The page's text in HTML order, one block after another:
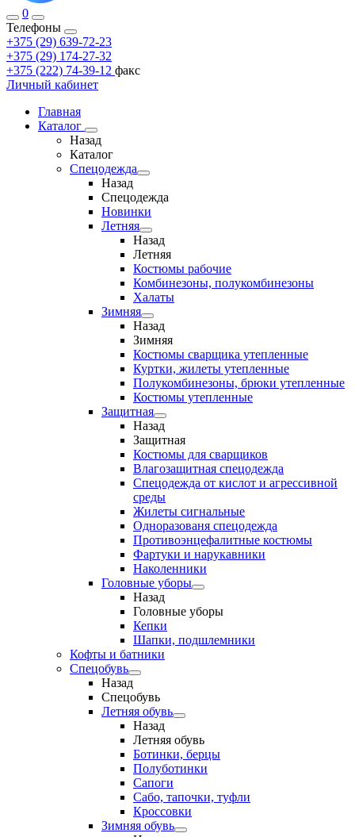
0
Телефоны
+375 (29) 639-72-23
+375 (29) 174-27-32
+375 (222) 74-39-12 факс
Личный кабинет
Главная
Каталог
Назад
Каталог
Спецодежда
Назад
Спецодежда
Новинки
Летняя
Назад
Летняя
Костюмы рабочие
Комбинезоны, полукомбинезоны
Халаты
Зимняя
Назад
Зимняя
Костюмы сварщика утепленные
Куртки, жилеты утепленные
Полукомбинезоны, брюки утепленные
Костюмы утепленные
Защитная
Назад
Защитная
Костюмы для сварщиков
Влагозащитная спецодежда
Спецодежда от кислот и агрессивной
среды
Жилеты сигнальные
Одноразованя спецодежда
Противоэнцефалитные костюмы
Фартуки и нарукавники
Наколенники
Головные уборы
Назад
Головные уборы
Кепки
Шапки, подшлемники
Кофты и батники
Спецобувь
Назад
Спецобувь
Летняя обувь
Назад
Летняя обувь
Ботинки, берцы
Полуботинки
Сапоги
Сабо, тапочки, туфли
Кроссовки
Зимняя обувь